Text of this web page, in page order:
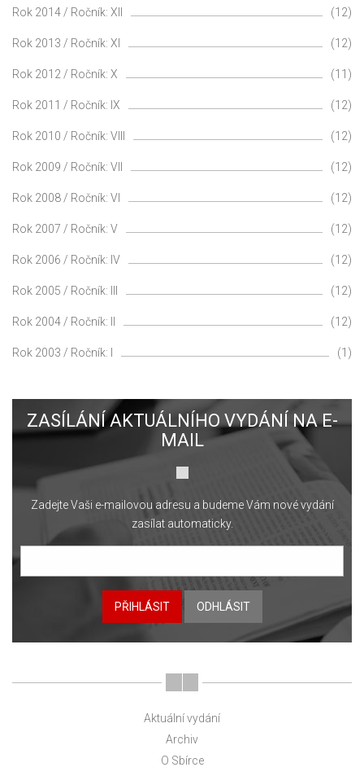
Rok 2014 / Ročník: XII (12)
Rok 2013 / Ročník: XI (12)
Rok 2012 / Ročník: X (11)
Rok 2011 / Ročník: IX (12)
Rok 2010 / Ročník: VIII (12)
Rok 2009 / Ročník: VII (12)
Rok 2008 / Ročník: VI (12)
Rok 2007 / Ročník: V (12)
Rok 2006 / Ročník: IV (12)
Rok 2005 / Ročník: III (12)
Rok 2004 / Ročník: II (12)
Rok 2003 / Ročník: I (1)
ZASÍLÁNÍ AKTUÁLNÍHO VYDÁNÍ NA E-
MAIL
Zadejte Vaši e-mailovou adresu a budeme Vám nové vydání
zasílat automaticky.
PŘIHLÁSIT ODHLÁSIT
Aktuální vydání
Archiv
O Sbírce